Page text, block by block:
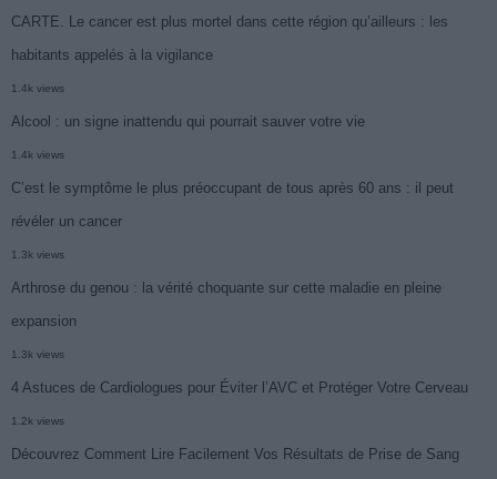
CARTE. Le cancer est plus mortel dans cette région qu’ailleurs : les
habitants appelés à la vigilance
1.4k views
Alcool : un signe inattendu qui pourrait sauver votre vie
1.4k views
C’est le symptôme le plus préoccupant de tous après 60 ans : il peut
révéler un cancer
1.3k views
Arthrose du genou : la vérité choquante sur cette maladie en pleine
expansion
1.3k views
4 Astuces de Cardiologues pour Éviter l’AVC et Protéger Votre Cerveau
1.2k views
Découvrez Comment Lire Facilement Vos Résultats de Prise de Sang